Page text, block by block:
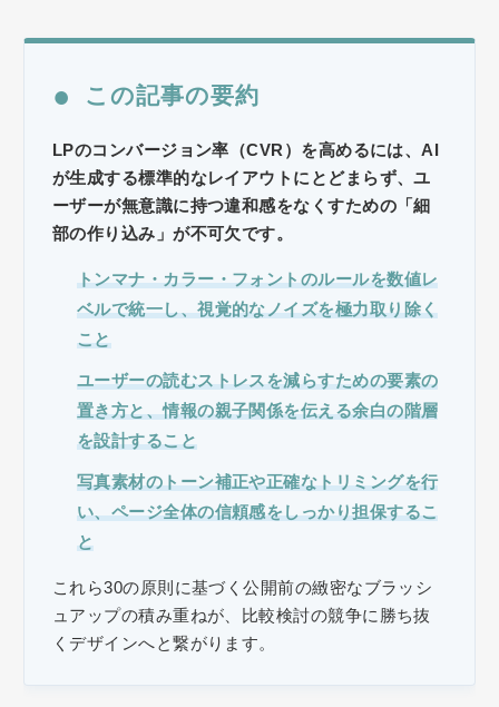
● この記事の要約
LPのコンバージョン率（CVR）を高めるには、AI
が生成する標準的なレイアウトにとどまらず、ユ
ーザーが無意識に持つ違和感をなくすための「細
部の作り込み」が不可欠です。
トンマナ・カラー・フォントのルールを数値レ
ベルで統一し、視覚的なノイズを極力取り除く
こと
ユーザーの読むストレスを減らすための要素の
置き方と、情報の親子関係を伝える余白の階層
を設計すること
写真素材のトーン補正や正確なトリミングを行
い、ページ全体の信頼感をしっかり担保するこ
と
これら30の原則に基づく公開前の緻密なブラッシ
ュアップの積み重ねが、比較検討の競争に勝ち抜
くデザインへと繋がります。